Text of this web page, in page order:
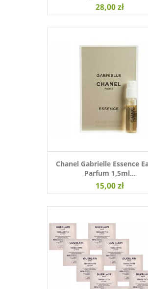
28,00 zł
Chanel Gabrielle Essence
Parfum 1,5ml...
15,00 zł